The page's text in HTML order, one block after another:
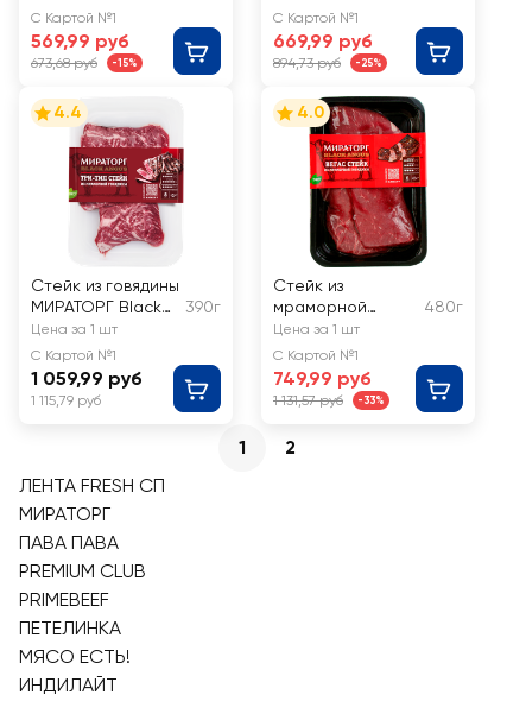
PRIMEBEEF Ранчо
С Картой №1
569,99 руб
673,68 руб -15%
Choice
С Картой №1
669,99 руб
894,73 руб -25%
4.4
Стейк из говядины
МИРАТОРГ Black
Angus Три-тип
390г
Цена за 1 шт
С Картой №1
1 059,99 руб
1 115,79 руб
4.0
Стейк из
мраморной
говядины
МИРАТОРГ Вегас
480г
Цена за 1 шт
С Картой №1
749,99 руб
1 131,57 руб -33%
1
2
ЛЕНТА FRESH СП
МИРАТОРГ
ПАВА ПАВА
PREMIUM CLUB
PRIMEBEEF
ПЕТЕЛИНКА
МЯСО ЕСТЬ!
ИНДИЛАЙТ